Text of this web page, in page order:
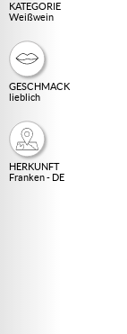
KATEGORIE
Weißwein
GESCHMACK
lieblich
HERKUNFT
Franken - DE